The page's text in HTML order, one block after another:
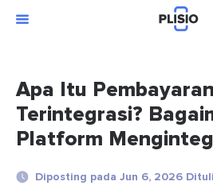
Apa Itu Pembayaran
Terintegrasi?
Platform
Diposting pada Jun 6, 2026